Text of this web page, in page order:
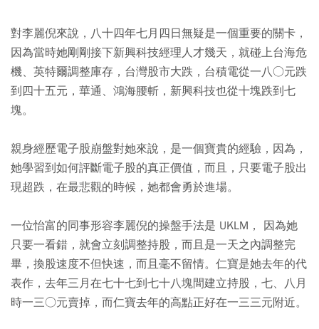
對李麗倪來說，八十四年七月四日無疑是一個重要的關卡，
因為當時她剛剛接下新興科技經理人才幾天，就碰上台海危
機、英特爾調整庫存，台灣股市大跌，台積電從一八○元跌
到四十五元，華通、鴻海腰斬，新興科技也從十塊跌到七
塊。
親身經歷電子股崩盤對她來說，是一個寶貴的經驗，因為，
她學習到如何評斷電子股的真正價值，而且，只要電子股出
現超跌，在最悲觀的時候，她都會勇於進場。
一位怡富的同事形容李麗倪的操盤手法是 UKLM， 因為她
只要一看錯，就會立刻調整持股，而且是一天之內調整完
畢，換股速度不但快速，而且毫不留情。仁寶是她去年的代
表作，去年三月在七十七到七十八塊間建立持股，七、八月
時一三○元賣掉，而仁寶去年的高點正好在一三三元附近。